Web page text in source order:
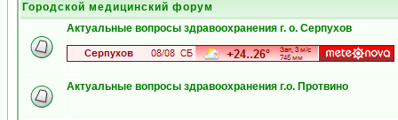
Городской медицинский форум
Актуальные вопросы здравоохранения г. о. Серпухов
Актуальные вопросы здравоохранения г.о. Протвино